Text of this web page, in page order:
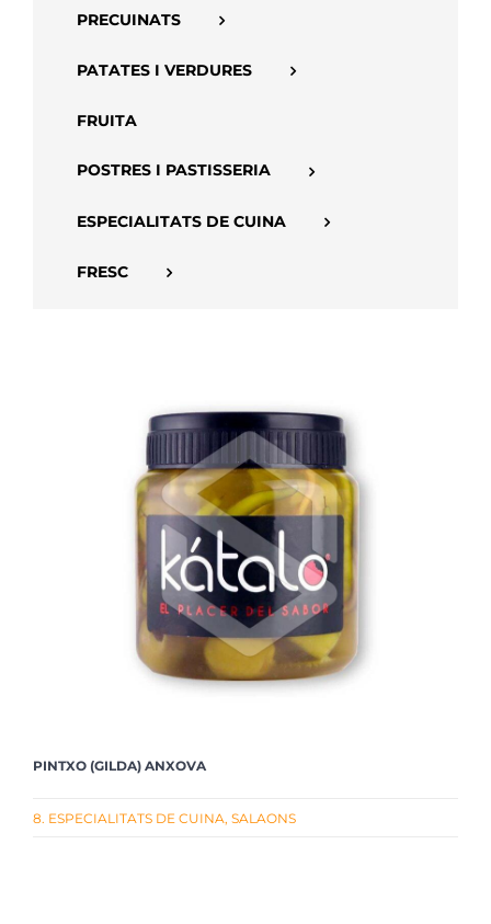
PRECUINATS
PATATES I VERDURES
FRUITA
POSTRES I PASTISSERIA
ESPECIALITATS DE CUINA
FRESC
PINTXO (GILDA) ANXOVA
8. ESPECIALITATS DE CUINA, SALAONS